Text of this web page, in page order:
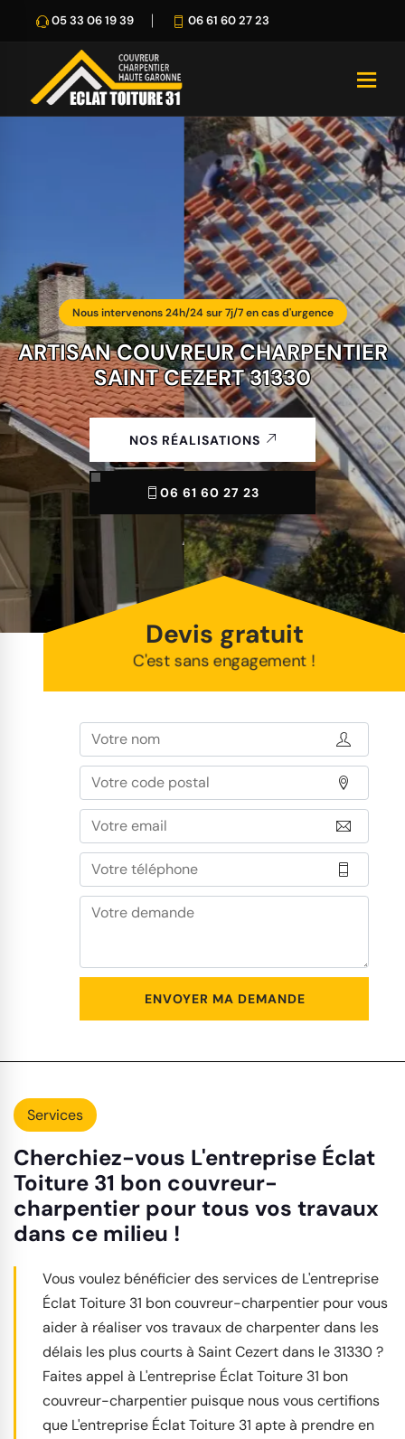
05 33 06 19 39 06 61 60 27 23
Nous intervenons 24h/24 sur 7j/7 en cas d'urgence
ARTISAN COUVREUR CHARPENTIER
SAINT CEZERT 31330
NOS RÉALISATIONS
06 61 60 27 23
Devis gratuit
C'est sans engagement !
Services
Cherchiez-vous L'entreprise Éclat
Toiture 31 bon couvreur-
charpentier pour tous vos travaux
dans ce milieu !
Vous voulez bénéficier des services de L'entreprise
Éclat Toiture 31 bon couvreur-charpentier pour vous
aider à réaliser vos travaux de charpenter dans les
délais les plus courts à Saint Cezert dans le 31330 ?
Faites appel à L'entreprise Éclat Toiture 31 bon
couvreur-charpentier puisque nous vous certifions
que L'entreprise Éclat Toiture 31 apte à prendre en